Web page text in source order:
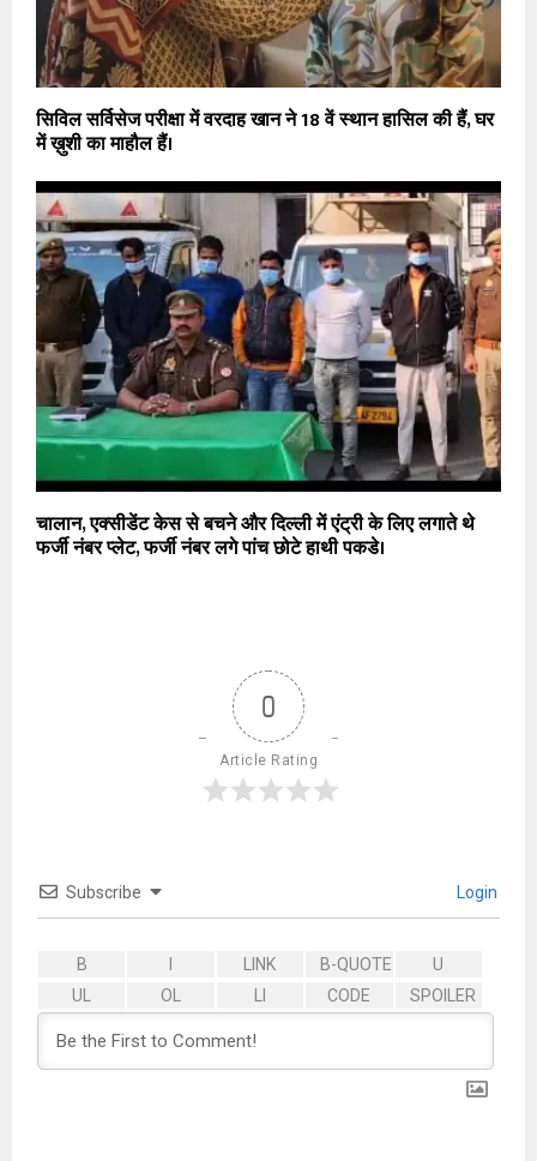
सिविल सर्विसेज परीक्षा में वरदाह खान ने 18 वें स्थान हासिल की हैं, घर
में ख़ुशी का माहौल हैं।
चालान, एक्सीडेंट केस से बचने और दिल्ली में एंट्री के लिए लगाते थे
फर्जी नंबर प्लेट, फर्जी नंबर लगे पांच छोटे हाथी पकडे।
0
Article Rating
Subscribe Login